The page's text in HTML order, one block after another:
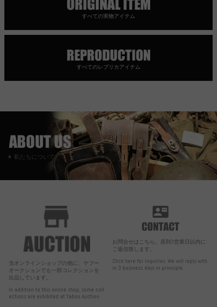
すべての実物アイテム
すべてのレプリカアイテム
私たちについて
当オンラインショップの他に、ヤフー
オークションでも一部コレクションを
出品しています。
In addition to this online shop, some coll
ections are exhibited at Yahoo Auction.
お問合せはこちら。原則3営業日以内に
ご返信致します。
Click here for inquiries. We will reply with
in 3 business days in principle.